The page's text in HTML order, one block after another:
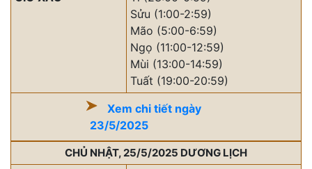
Sửu (1:00-2:59)
Mão (5:00-6:59)
Ngọ (11:00-12:59)
Mùi (13:00-14:59)
Tuất (19:00-20:59)
Xem chi tiết ngày
23/5/2025
CHỦ NHẬT, 25/5/2025 DƯƠNG LỊCH